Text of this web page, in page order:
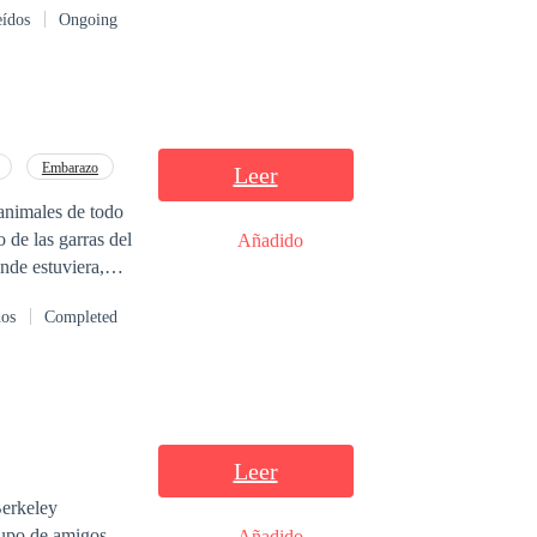
duro y sólido.
a Clara...
convincente.
una
Luna de la
Ongoing
Embarazo
de todo
de las garras del
estuviera,
Completed
Leer
Añadido
Leer